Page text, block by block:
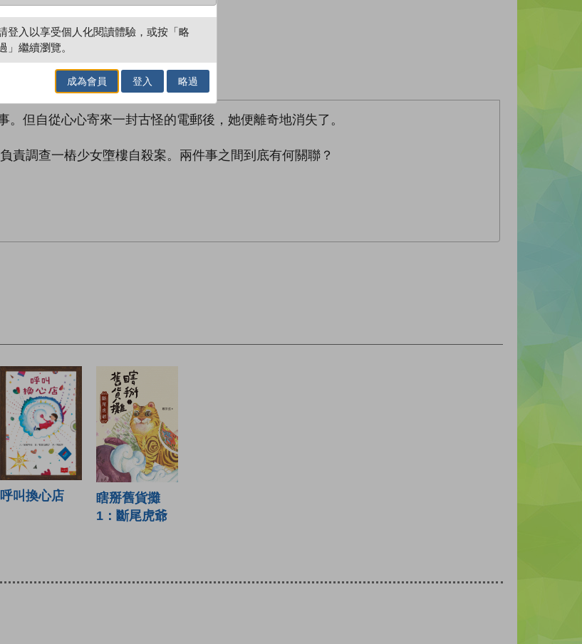
借閱實體書
但自從心心寄來一封古怪的電郵後，她便離奇地消失了。
責調查一樁少女墮樓自殺案。兩件事之間到底有何關聯？
呼叫換心店
瞎掰舊貨攤
1：斷尾虎爺
登入以享受個人化閱讀體驗，或按「略
」繼續瀏覽。
成為會員 登入 略過